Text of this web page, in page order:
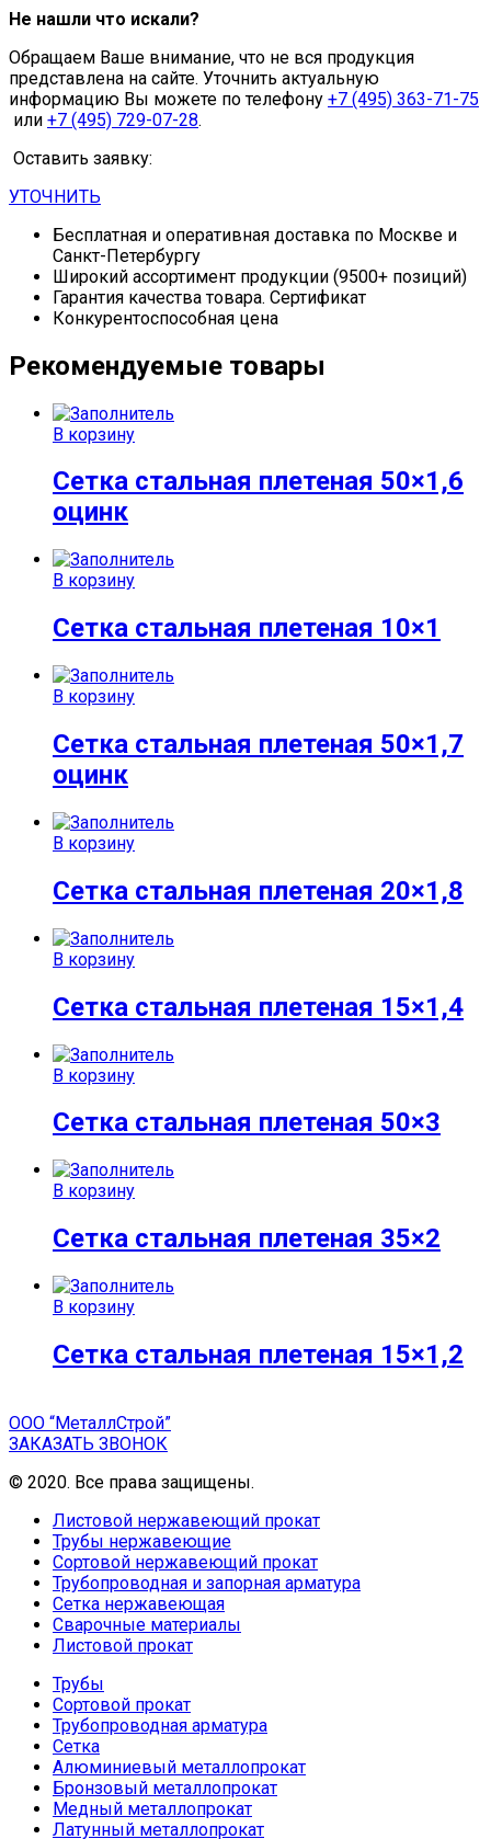
Не нашли что искали?
Обращаем Ваше внимание, что не вся продукция
представлена на сайте. Уточнить актуальную
информацию Вы можете по телефону +7 (495) 363-71-75
или +7 (495) 729-07-28.
Оставить заявку:
УТОЧНИТЬ
Бесплатная и оперативная доставка по Москве и
Санкт-Петербургу
Широкий ассортимент продукции (9500+ позиций)
Гарантия качества товара. Сертификат
Конкурентоспособная цена
Рекомендуемые товары
В корзину
Сетка стальная плетеная 50×1,6
оцинк
В корзину
Сетка стальная плетеная 10×1
В корзину
Сетка стальная плетеная 50×1,7
оцинк
В корзину
Сетка стальная плетеная 20×1,8
В корзину
Сетка стальная плетеная 15×1,4
В корзину
Сетка стальная плетеная 50×3
В корзину
Сетка стальная плетеная 35×2
В корзину
Сетка стальная плетеная 15×1,2
ООО “МеталлСтрой”
ЗАКАЗАТЬ ЗВОНОК
© 2020. Все права защищены.
Листовой нержавеющий прокат
Трубы нержавеющие
Сортовой нержавеющий прокат
Трубопроводная и запорная арматура
Сетка нержавеющая
Сварочные материалы
Листовой прокат
Трубы
Сортовой прокат
Трубопроводная арматура
Сетка
Алюминиевый металлопрокат
Бронзовый металлопрокат
Медный металлопрокат
Латунный металлопрокат